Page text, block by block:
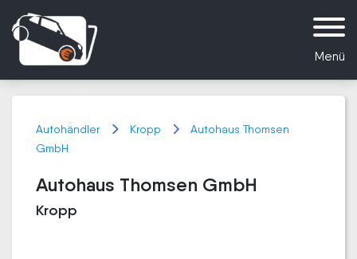
Menü
Autohändler Kropp
Autohaus Thomsen
GmbH
Autohaus Thomsen GmbH
Kropp